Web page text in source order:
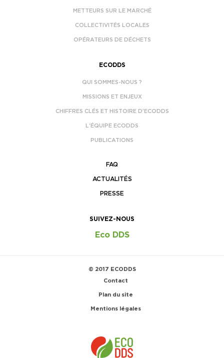
METTEURS SUR LE MARCHÉ
COLLECTIVITÉS LOCALES
OPÉRATEURS DE DÉCHETS
ECODDS
QUI SOMMES-NOUS ?
MISSIONS ET ENJEUX
CHIFFRES CLÉS ET HISTOIRE D’ECODDS
L’ÉQUIPE ECODDS
PUBLICATIONS
FAQ
ACTUALITÉS
PRESSE
SUIVEZ-NOUS
Eco DDS
© 2017 ECODDS
Contact
Plan du site
Mentions légales